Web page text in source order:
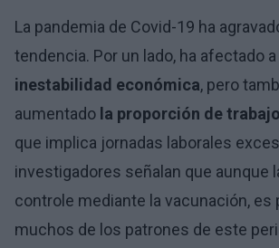
La pandemia de Covid-19 ha
tendencia. Por un lado, ha afectado a
inestabilidad económica, pero
aumentado la proporción de
que implica jornadas laborales
investigadores señalan que aunque
controle mediante la vacunación, es
muchos de los patrones de este